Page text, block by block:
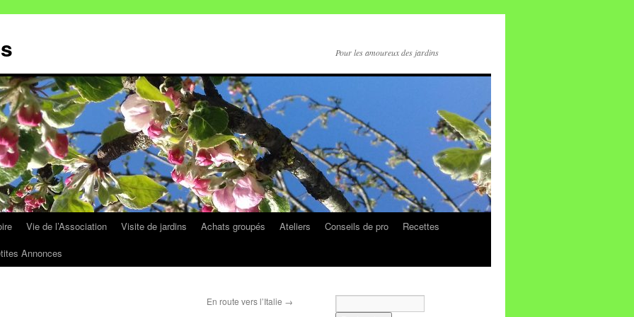
Pour les amoureux des jardins
Vie de l’Association Visite de jardins Achats groupés Ateliers Conseils de pro
Recettes
Annonces
En route vers l’Italie →